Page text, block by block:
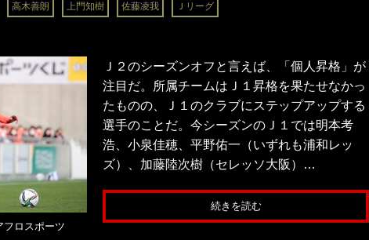
高木善朗 上門知樹 佐藤凌我 Ｊリーグ
ロスポーツ
Ｊ２のシーズンオフと言えば、「個人昇格」が
注目だ。所属チームはＪ１昇格を果たせなかっ
たものの、Ｊ１のクラブにステップアップする
選手のことだ。今シーズンのＪ１では明本考
浩、小泉佳穂、平野佑一（いずれも浦和レッ
ズ）、加藤陸次樹（セレッソ大阪）…
続きを読む